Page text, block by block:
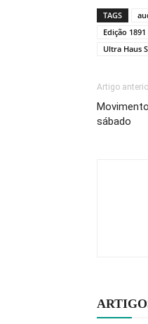
TAGS
Edição 1891
Ultra Haus
Artigo
sábado